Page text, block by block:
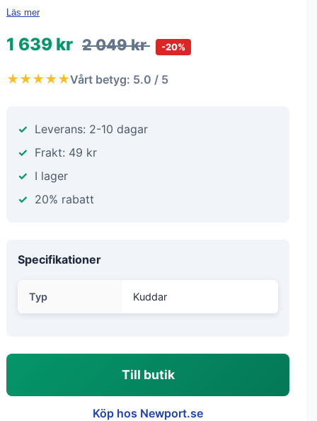
Läs mer
1 639 kr 2 049 kr -20%
★★★★★Vårt betyg: 5.0 / 5
Leverans: 2-10 dagar
Frakt: 49 kr
I lager
20% rabatt
Specifikationer
Typ Kuddar
Till butik
Köp hos Newport.se